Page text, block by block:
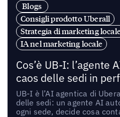
Blogs
Consigli prodotto Uberall
Strategia di marketing
IA nel marketing locale
Cos’è UB-I: l’agente
caos delle sedi in
UB-I è l’AI agentica di
delle sedi: un agente AI
ogni sede, decide cosa